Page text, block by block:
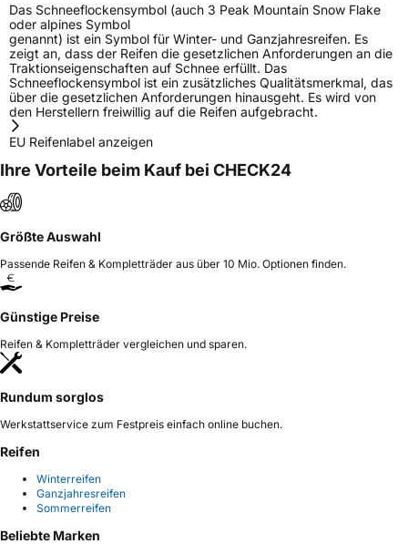
Das Schneeflockensymbol (auch 3 Peak Mountain Snow Flake
oder alpines Symbol
genannt) ist ein Symbol für Winter- und Ganzjahresreifen. Es
zeigt an, dass der Reifen die gesetzlichen Anforderungen an die
Traktionseigenschaften auf Schnee erfüllt. Das
Schneeflockensymbol ist ein zusätzliches Qualitätsmerkmal, das
über die gesetzlichen Anforderungen hinausgeht. Es wird von
den Herstellern freiwillig auf die Reifen aufgebracht.
EU Reifenlabel anzeigen
Ihre Vorteile beim Kauf bei CHECK24
Größte Auswahl
Passende Reifen & Kompletträder aus über 10 Mio. Optionen finden.
Günstige Preise
Reifen & Kompletträder vergleichen und sparen.
Rundum sorglos
Werkstattservice zum Festpreis einfach online buchen.
Reifen
Winterreifen
Ganzjahresreifen
Sommerreifen
Beliebte Marken